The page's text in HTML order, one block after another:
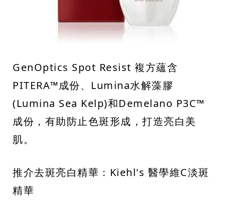
GenOptics Spot Resist 複方蘊含
PITERA™成份、Lumina水解藻膠
(Lumina Sea Kelp)和Demelano P3C™
成份，有助防止色斑形成，打造亮白美
肌。
推介去斑亮白精華：Kiehl's 醫學維C淡斑
精華